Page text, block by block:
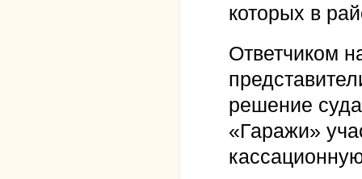
которых в
Ответчиком
решение
«Гаражи»